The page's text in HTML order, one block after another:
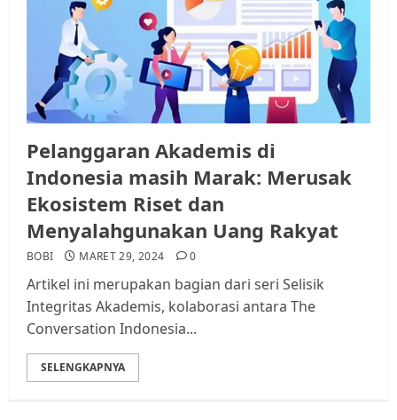
Pelanggaran Akademis di
Indonesia masih Marak: Merusak
Ekosistem Riset dan
Menyalahgunakan Uang Rakyat
BOBI MARET 29, 2024 0
Artikel ini merupakan bagian dari seri Selisik
Integritas Akademis, kolaborasi antara The
Conversation Indonesia...
SELENGKAPNYA
Diambil untuk Sekolah Rakyat
JULI 21, 2026 0
Warga Rempang Ajukan
Batam, Soroti Aktivitas yang
Resahkan Warga
5
Tim Advokasi Desak BP Batam
Berhenti Merampas Tanah
Warga Rempang
JULI 15, 2026 0